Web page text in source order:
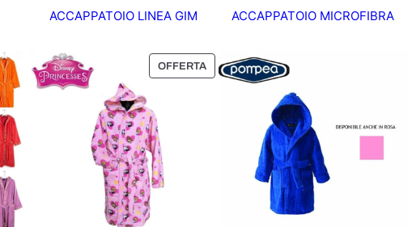
ACCAPPATOIO LINEA GIM ACCAPPATOIO MICROFIBRA
OFFERTAP
R